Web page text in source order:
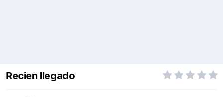
Recien llegado